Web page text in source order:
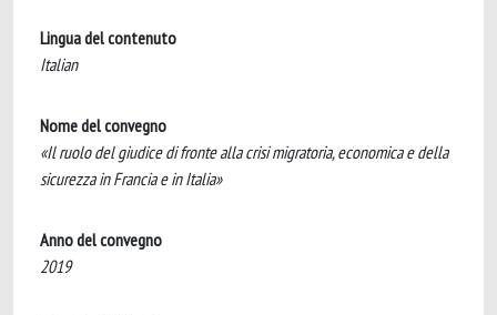
Lingua del contenuto
Italian
Nome del convegno
«Il ruolo del giudice di fronte alla crisi migratoria, economica e della
sicurezza in Francia e in Italia»
Anno del convegno
2019